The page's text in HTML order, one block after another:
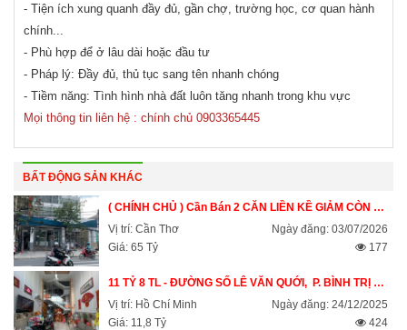
- Tiện ích xung quanh đầy đủ, gần chợ, trường học, cơ quan hành
chính...
- Phù hợp để ở lâu dài hoặc đầu tư
- Pháp lý: Đầy đủ, thủ tục sang tên nhanh chóng
- Tiềm năng: Tình hình nhà đất luôn tăng nhanh trong khu vực
Mọi thông tin liên hệ : chính chủ 0903365445
BẤT ĐỘNG SẢN KHÁC
( CHÍNH CHỦ ) Cần Bán 2 CĂN LIỀN KỀ GIẢM CÒN 65 TỶ - Búng Xáng, P. An Khánh, Q. Ninh Kiều, Cần Thơ
Vị trí: Cần Thơ
Giá: 65 Tỷ
Ngày đăng: 03/07/2026
177
11 TỶ 8 TL - ĐƯỜNG SỐ LÊ VĂN QUỚI,  P. BÌNH TRỊ ĐÔNG , (Quận Bình Tân cũ), TP HCM
Vị trí: Hồ Chí Minh
Giá: 11,8 Tỷ
Ngày đăng: 24/12/2025
424